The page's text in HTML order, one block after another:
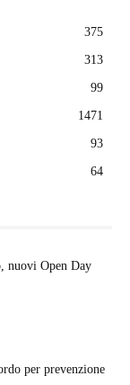
375
313
99
1471
93
64
nuovi Open Day
per prevenzione